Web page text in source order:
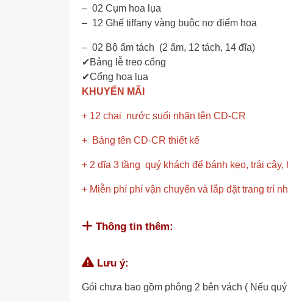
– 02 Cụm hoa lụa
– 12 Ghế tiffany vàng buộc nơ điểm hoa
– 02 Bộ ấm tách (2 ấm, 12 tách, 14 đĩa)
✔Bảng lễ treo cổng
✔Cổng hoa lụa
KHUYẾN MÃI
+ 12 chai nước suối nhãn tên CD-CR
+ Bảng tên CD-CR thiết kế
+ 2 dĩa 3 tầng quý khách để bánh kẹo, trái cây,
+ Miễn phí phí vận chuyển và lắp đặt trang trí
Thông tin thêm:
Lưu ý:
Gói chưa bao gồm phông 2 bên vách ( Nếu